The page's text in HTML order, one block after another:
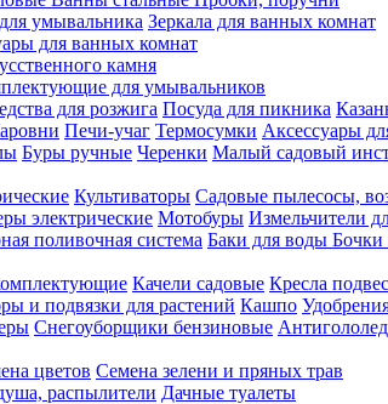
умывальника Зеркала для ванных комнат
для ванных комнат
камня
для умывальников
для розжига Посуда для пикника
Печи-учаг Термосумки Аксессуары
Буры ручные Черенки Малый садовый
Культиваторы Садовые пылесосы,
электрические Мотобуры Измельчители
поливочная система Баки для воды Бочки
Качели садовые Кресла
и подвязки для растений Кашпо
Снегоуборщики бензиновые
цветов Семена зелени и пряных трав
распылители Дачные туалеты